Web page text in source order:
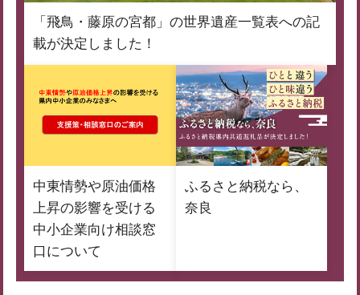
「飛鳥・藤原の宮都」の世界遺産一覧表への記
載が決定しました！
中東情勢や原油価格
上昇の影響を受ける
中小企業向け相談窓
口について
ふるさと納税なら、
奈良